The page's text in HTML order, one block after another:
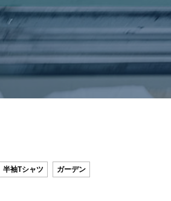
半袖Tシャツ ガーデン